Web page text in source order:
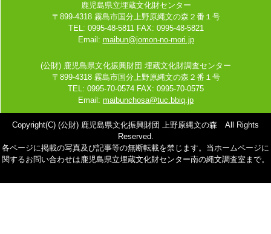
鹿児島県立埋蔵文化財センター
〒899-4318 霧島市国分上野原縄文の森２番１号
TEL: 0995-48-5811 FAX: 0995-48-5821
Email: maibun@jomon-no-mori.jp
(公財) 鹿児島県文化振興財団 埋蔵文化財調査センター
〒899-4318 霧島市国分上野原縄文の森２番１号
TEL: 0995-70-0574 FAX: 0995-70-0575
Email: maibunchosa@tuc.bbiq.jp
Copyright(C) (公財) 鹿児島県文化振興財団 上野原縄文の森 All Rights
Reserved.
各ページに掲載の写真及び記事等の無断転載を禁じます。当ホームページに
関するお問い合わせは鹿児島県立埋蔵文化財センター南の縄文調査室まで。